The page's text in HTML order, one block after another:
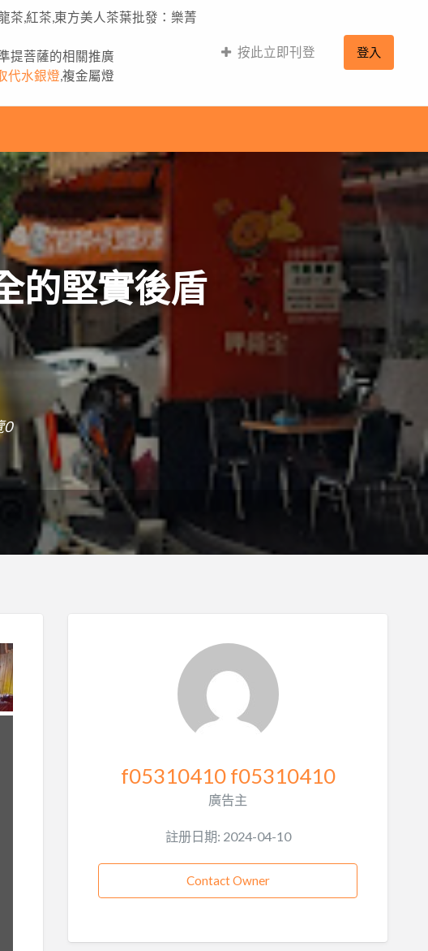
茶,紅茶,東方美人茶葉批發：樂菁
提菩薩的相關推廣
代水銀燈 ,複金屬燈
按此立即刊登 登入
的堅實後盾
0
f05310410 f05310410
廣告主
註册日期: 2024-04-10
Contact Owner